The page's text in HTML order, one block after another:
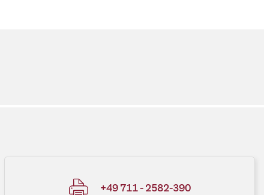
+49 711 - 2582-390